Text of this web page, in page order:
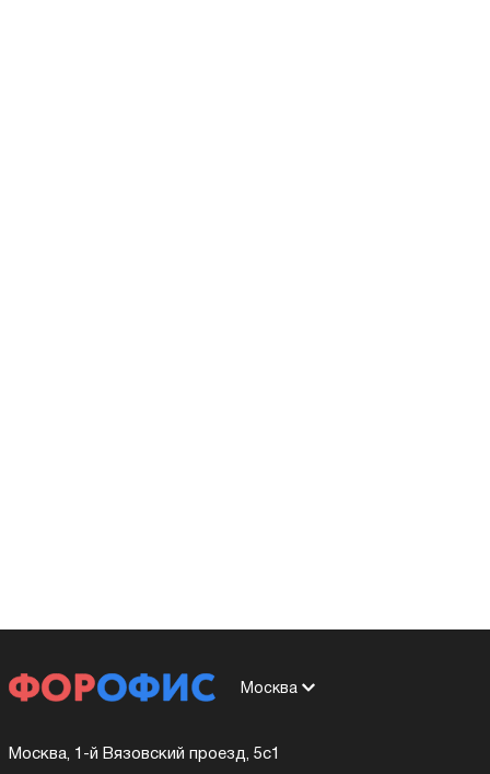
Москва
Москва, 1-й Вязовский проезд, 5с1